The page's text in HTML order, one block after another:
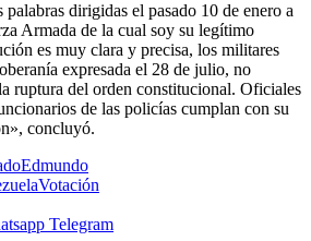
dirigidas el pasado 10 de enero a
Armada de la cual soy su legítimo
es muy clara y precisa, los militares
expresada el 28 de julio, no
ruptura del orden constitucional. Oficiales
de las policías cumplan con su
concluyó.
Edmundo
Votación
Telegram